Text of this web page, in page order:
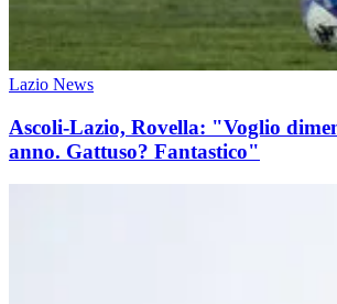
Lazio News
Ascoli-Lazio, Rovella: "Voglio
anno. Gattuso? Fantastico"